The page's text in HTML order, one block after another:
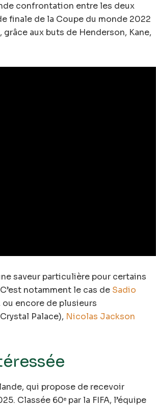
confrontation entre les deux
finale de la Coupe du monde 2022
aux buts de Henderson, Kane,
saveur particulière pour certains
notamment le cas de Sadio
encore de plusieurs
Palace), Nicolas Jackson
qui propose de recevoir
Classée 60e par la FIFA, l’équipe